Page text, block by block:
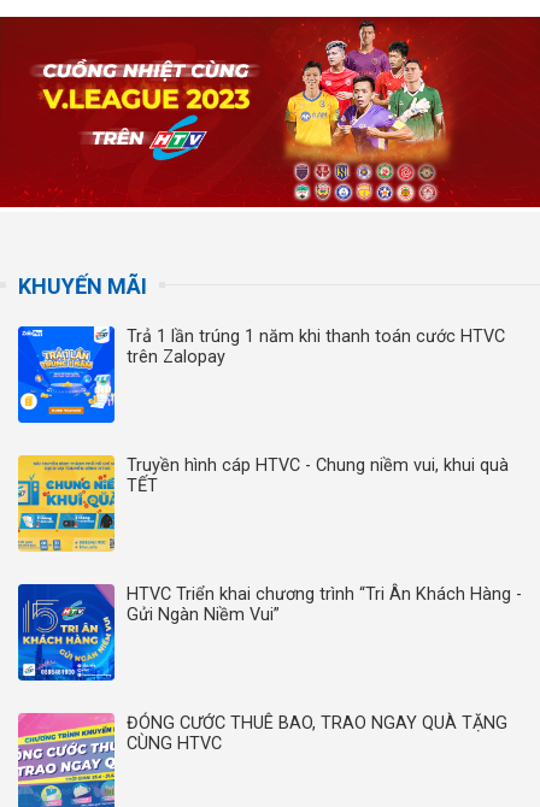
KHUYẾN MÃI
Trả 1 lần trúng 1 năm khi thanh toán cước HTVC
trên Zalopay
Truyền hình cáp HTVC - Chung niềm vui, khui quà
TẾT
HTVC Triển khai chương trình “Tri Ân Khách Hàng -
Gửi Ngàn Niềm Vui”
ĐÓNG CƯỚC THUÊ BAO, TRAO NGAY QUÀ TẶNG
CÙNG HTVC